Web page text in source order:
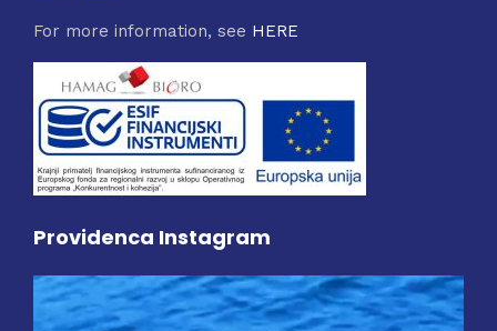
For more information, see HERE
Providenca Instagram